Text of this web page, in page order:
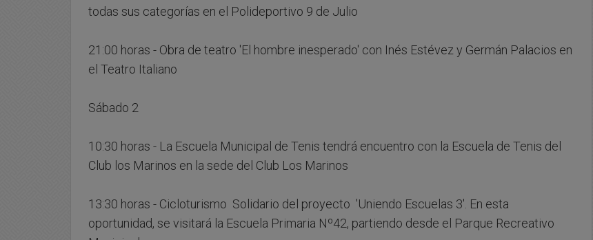
todas sus categorías en el Polideportivo 9 de Julio
21:00 horas - Obra de teatro 'El hombre inesperado' con Inés Estévez y Germán Palacios en
el Teatro Italiano
Sábado 2
10:30 horas - La Escuela Municipal de Tenis tendrá encuentro con la Escuela de Tenis del
Club los Marinos en la sede del Club Los Marinos
13:30 horas - Cicloturismo Solidario del proyecto 'Uniendo Escuelas 3'. En esta
oportunidad, se visitará la Escuela Primaria Nº42, partiendo desde el Parque Recreativo